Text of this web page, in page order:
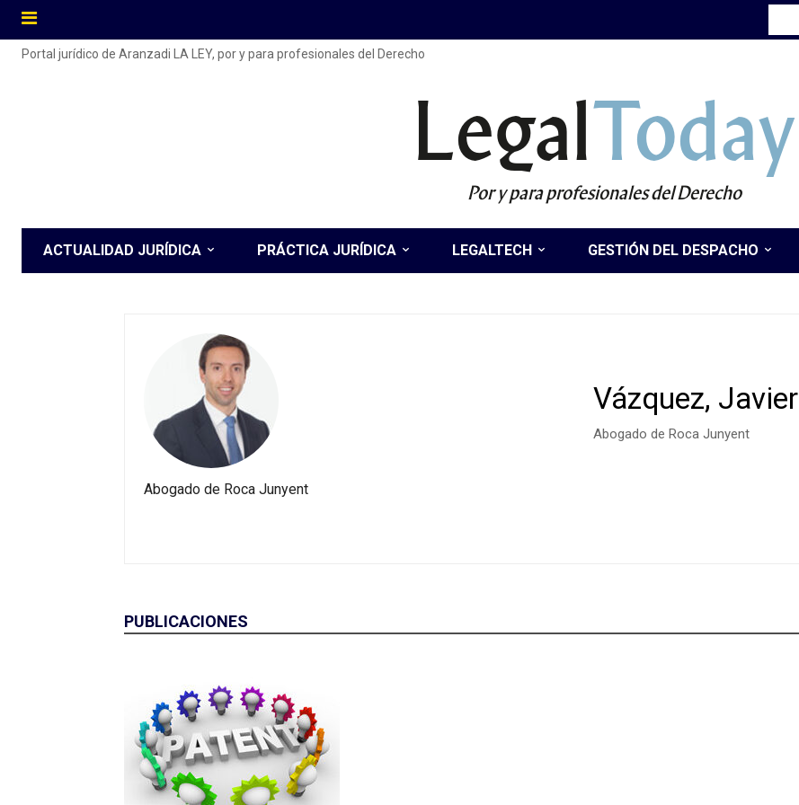
Portal jurídico de Aranzadi LA LEY, por y para profesionales del Derecho
LegalToday
Por y para profesionales del Derecho
ACTUALIDAD JURÍDICA PRÁCTICA JURÍDICA LEGALTECH GESTIÓN DEL DESPACHO
Vázquez, Javier
Abogado de Roca Junyent
Abogado de Roca Junyent
PUBLICACIONES